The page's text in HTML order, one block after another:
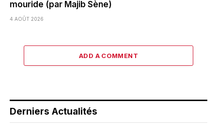
mouride (par Majib Sène)
4 AOÛT 2026
ADD A COMMENT
Derniers Actualités